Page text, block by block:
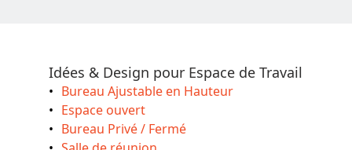
Idées & Design pour Espace de Travail
Bureau Ajustable en Hauteur
Espace ouvert
Bureau Privé / Fermé